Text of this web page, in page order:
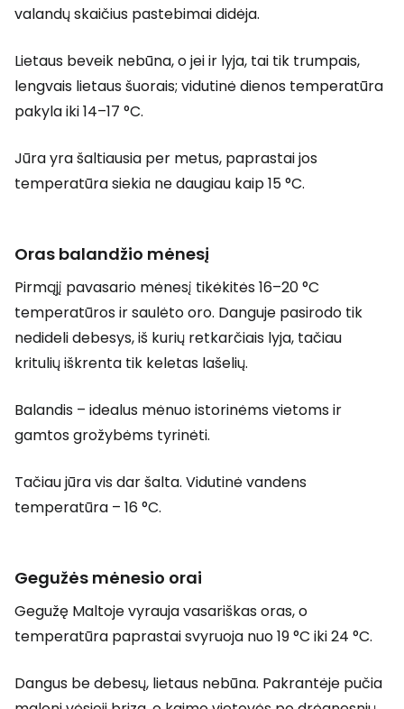
valandų skaičius pastebimai didėja.
Lietaus beveik nebūna, o jei ir lyja, tai tik trumpais,
lengvais lietaus šuorais; vidutinė dienos temperatūra
pakyla iki 14–17 °C.
Jūra yra šaltiausia per metus, paprastai jos
temperatūra siekia ne daugiau kaip 15 °C.
Oras balandžio mėnesį
Pirmąjį pavasario mėnesį tikėkitės 16–20 °C
temperatūros ir saulėto oro. Danguje pasirodo tik
nedideli debesys, iš kurių retkarčiais lyja, tačiau
kritulių iškrenta tik keletas lašelių.
Balandis – idealus mėnuo istorinėms vietoms ir
gamtos grožybėms tyrinėti.
Tačiau jūra vis dar šalta. Vidutinė vandens
temperatūra – 16 °C.
Gegužės mėnesio orai
Gegužę Maltoje vyrauja vasariškas oras, o
temperatūra paprastai svyruoja nuo 19 °C iki 24 °C.
Dangus be debesų, lietaus nebūna. Pakrantėje pučia